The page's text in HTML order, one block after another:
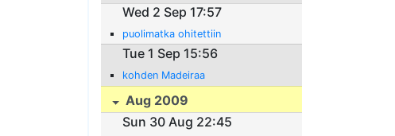
Wed 2 Sep 17:57
puolimatka ohitettiin
Tue 1 Sep 15:56
kohden Madeiraa
Aug 2009
Sun 30 Aug 22:45